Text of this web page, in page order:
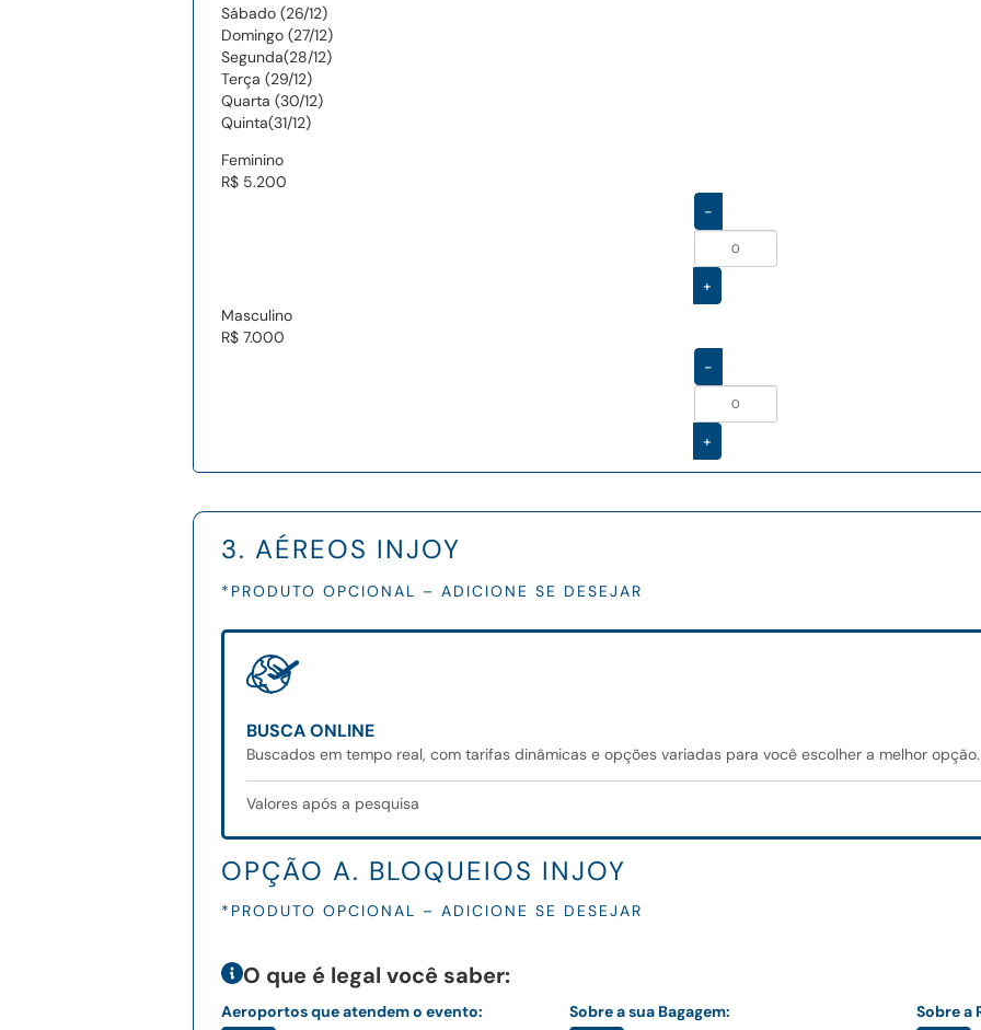
Sábado (26/12)
Domingo (27/12)
Segunda(28/12)
Terça (29/12)
Quarta (30/12)
Quinta(31/12)
Feminino
R$ 5.200
-
+
Masculino
R$ 7.000
-
+
3. AÉREOS INJOY
*PRODUTO OPCIONAL – ADICIONE SE DESEJAR
BUSCA ONLINE
Buscados em tempo real, com tarifas dinâmicas e opções variadas para você escolher a melhor opção.
Valores após a pesquisa
OPÇÃO A. BLOQUEIOS INJOY
*PRODUTO OPCIONAL – ADICIONE SE DESEJAR
O que é legal você saber:
Aeroportos que atendem o evento: Sobre a sua Bagagem: Sobre a